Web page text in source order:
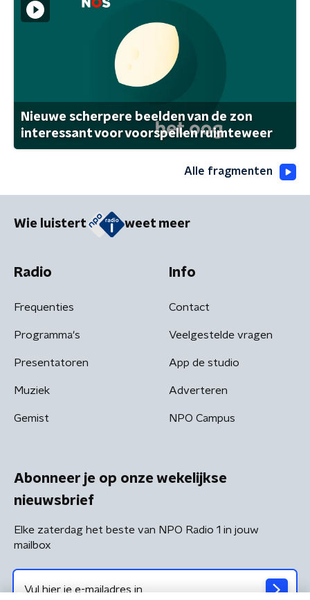
Nieuwe scherpere beelden van de zon
interessant voor voorspellen ruimteweer
Alle fragmenten
Wie luistert weet meer
Radio
Frequenties
Programma's
Presentatoren
Muziek
Gemist
Info
Contact
Veelgestelde vragen
App de studio
Adverteren
NPO Campus
Abonneer je op onze wekelijkse
nieuwsbrief
Elke zaterdag het beste van NPO Radio 1 in jouw
mailbox